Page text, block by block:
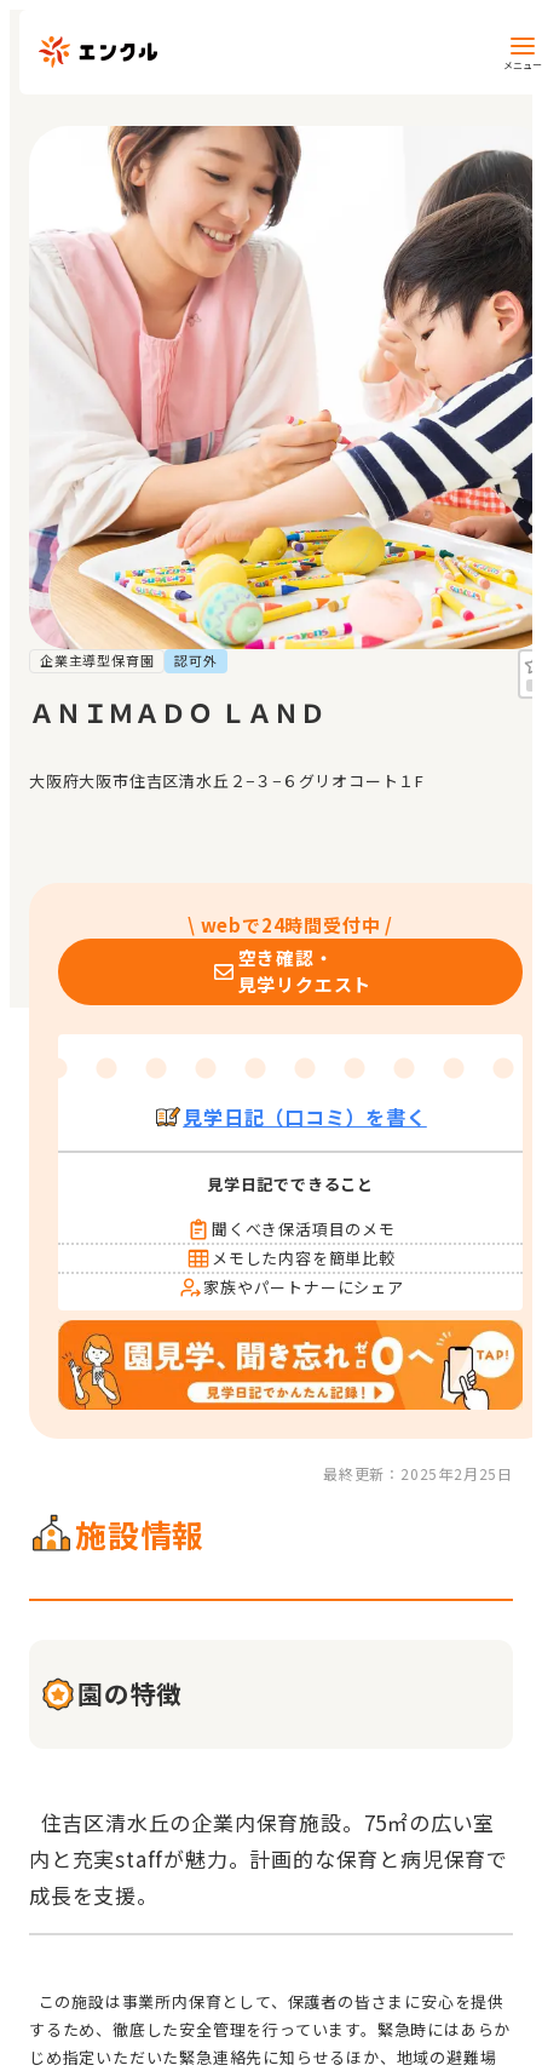
メニュー
保育園・幼稚園を探す
地図から探す
地域から探す
マイページ
閲覧履歴
お気に入り
見学日記
メッセージ
おすすめの園
エンクルの特徴と活用方法
企業主導型保育園 認可外
ＡＮＩＭＡＤＯ ＬＡＮＤ
大阪府大阪市住吉区清水丘２−３−６グリオコート１F
\ webで24時間受付中 /
空き確認・
見学リクエスト
見学日記（口コミ）を書く
見学日記でできること
聞くべき保活項目のメモ
メモした内容を簡単比較
家族やパートナーにシェア
最終更新：2025年2月25日
施設情報
園の特徴
内と充実staffが魅力。計画的な保育と病児保育で
するため、徹底した安全管理を行っています。緊急時にはあらか
じめ指定いただいた緊急連絡先に知らせるほか、地域の避難場